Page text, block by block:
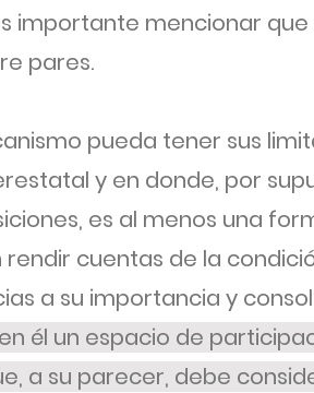
importante mencionar
pares.
pueda tener sus
y en donde, por
es al menos una
rendir cuentas de la
a su importancia y
él un espacio de
a su parecer, debe